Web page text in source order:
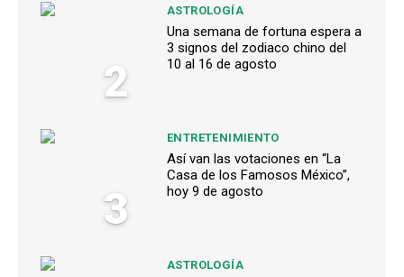
2
ASTROLOGÍA
Una semana de fortuna espera a
3 signos del zodiaco chino del
10 al 16 de agosto
3
ENTRETENIMIENTO
Así van las votaciones en “La
Casa de los Famosos México”,
hoy 9 de agosto
ASTROLOGÍA